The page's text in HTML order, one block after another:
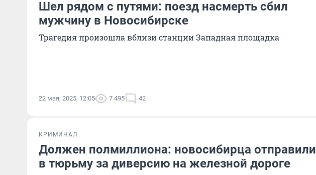
Шел рядом с путями: поезд насмерть сбил
мужчину в Новосибирске
Трагедия произошла вблизи станции Западная площадка
22 мая, 2025, 12:05 7 495 42
КРИМИНАЛ
Должен полмиллиона: новосибирца отправили
в тюрьму за диверсию на железной дороге